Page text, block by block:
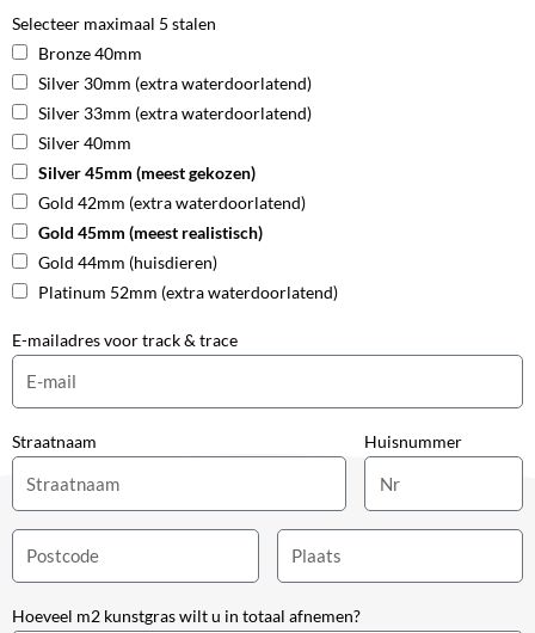
Selecteer maximaal 5 stalen
Bronze 40mm
Silver 30mm (extra waterdoorlatend)
Silver 33mm (extra waterdoorlatend)
Silver 40mm
Silver 45mm (meest gekozen)
Gold 42mm (extra waterdoorlatend)
Gold 45mm (meest realistisch)
Gold 44mm (huisdieren)
Platinum 52mm (extra waterdoorlatend)
E-mailadres voor track & trace
Straatnaam Huisnummer
Hoeveel m2 kunstgras wilt u in totaal afnemen?